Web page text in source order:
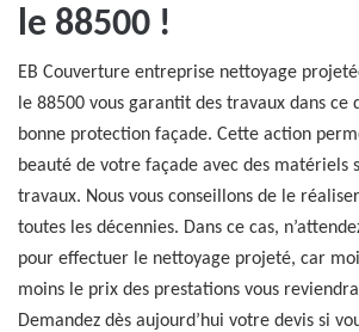
le 88500 !
EB Couverture entreprise nettoyage
le 88500 vous garantit des travaux dans ce
bonne protection façade. Cette action
beauté de votre façade avec des matériels
travaux. Nous vous conseillons de le
toutes les décennies. Dans ce cas,
pour effectuer le nettoyage projeté, car
moins le prix des prestations vous
Demandez dès aujourd’hui votre devis si